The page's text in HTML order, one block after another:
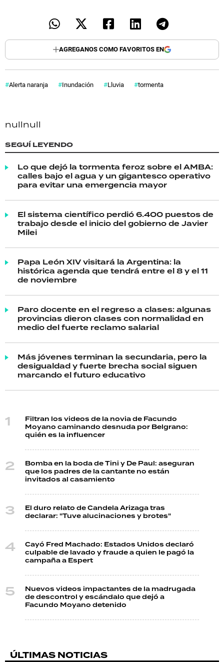
AGREGANOS COMO FAVORITOS EN
Alerta naranja Inundación Lluvia tormenta
nullnull
SEGUÍ LEYENDO
Lo que dejó la tormenta feroz sobre el AMBA:
calles bajo el agua y un gigantesco operativo
para evitar una emergencia mayor
El sistema científico perdió 6.400 puestos de
trabajo desde el inicio del gobierno de Javier
Milei
Papa León XIV visitará la Argentina: la
histórica agenda que tendrá entre el 8 y el 11
de noviembre
Paro docente en el regreso a clases: algunas
provincias dieron clases con normalidad en
medio del fuerte reclamo salarial
Más jóvenes terminan la secundaria, pero la
desigualdad y fuerte brecha social siguen
marcando el futuro educativo
Filtran los videos de la novia de Facundo
Moyano caminando desnuda por Belgrano:
quién es la influencer
Bomba en la boda de Tini y De Paul: aseguran
que los padres de la cantante no están
invitados al casamiento
El duro relato de Candela Arizaga tras
declarar: "Tuve alucinaciones y brotes"
Cayó Fred Machado: Estados Unidos declaró
culpable de lavado y fraude a quien le pagó la
campaña a Espert
Nuevos videos impactantes de la madrugada
de descontrol y escándalo que dejó a
Facundo Moyano detenido
ÚLTIMAS NOTICIAS